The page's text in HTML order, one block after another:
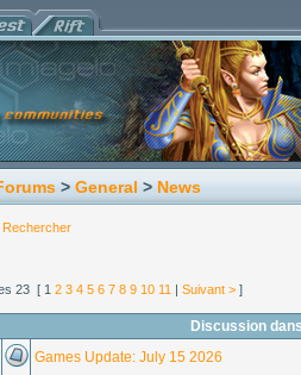
> General > News
Rechercher
23 [ 1 2 3 4 5 6 7 8 9 10 11 | Suivant > ]
Discussion
Games Update: July 15 2026